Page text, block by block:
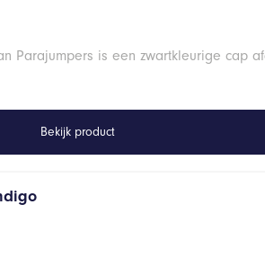
Parajumpers is een zwartkleurige cap
Bekijk product